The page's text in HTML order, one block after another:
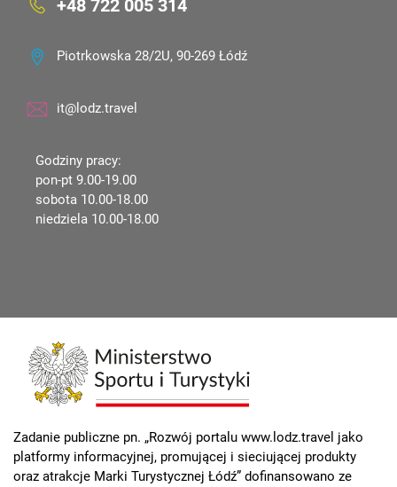
+48 722 005 314
Piotrkowska 28/2U, 90-269 Łódź
it@lodz.travel
Godziny pracy:
pon-pt 9.00-19.00
sobota 10.00-18.00
niedziela 10.00-18.00
Zadanie publiczne pn. „Rozwój portalu www.lodz.travel jako
platformy informacyjnej, promującej i sieciującej produkty
oraz atrakcje Marki Turystycznej Łódź” dofinansowano ze